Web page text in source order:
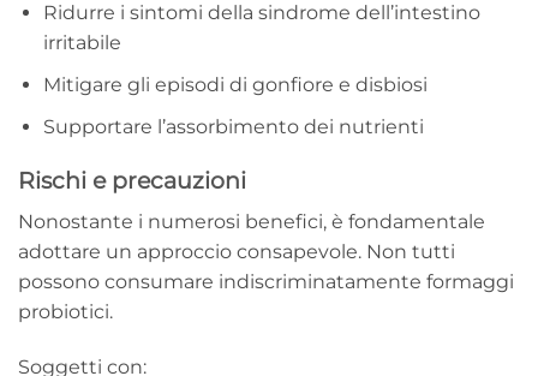
Ridurre i sintomi della sindrome dell’intestino
irritabile
Mitigare gli episodi di gonfiore e disbiosi
Supportare l’assorbimento dei nutrienti
Rischi e precauzioni
Nonostante i numerosi benefici, è fondamentale
adottare un approccio consapevole. Non tutti
possono consumare indiscriminatamente formaggi
probiotici.
Soggetti con: